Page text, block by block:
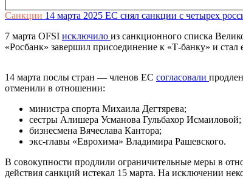
Санкции 14 марта 2025 ЕС снял санкции с четырех
7 марта OFSI исключило из санкционного списка
«Росбанк» завершил присоединение к «Т-банку» и стал
14 марта послы стран — членов ЕС согласовали
отменили в отношении:
министра спорта Михаила Дегтярева;
сестры Алишера Усманова Гульбахор Исмаиловой;
бизнесмена Вячеслава Кантора;
экс-главы «Еврохима» Владимира Рашевского.
В совокупности продлили ограничительные меры в
действия санкций истекал 15 марта. На исключении